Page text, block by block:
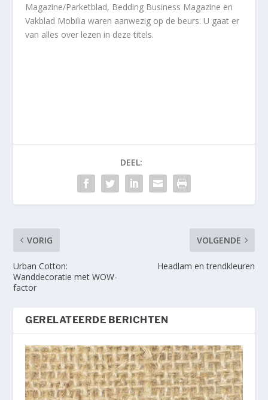
Magazine/Parketblad, Bedding Business Magazine en
Vakblad Mobilia waren aanwezig op de beurs. U gaat er
van alles over lezen in deze titels.
DEEL:
VORIG
Urban Cotton:
Wanddecoratie met WOW-
factor
VOLGENDE
Headlam en trendkleuren
GERELATEERDE BERICHTEN